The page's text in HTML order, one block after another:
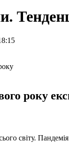
року
світу.